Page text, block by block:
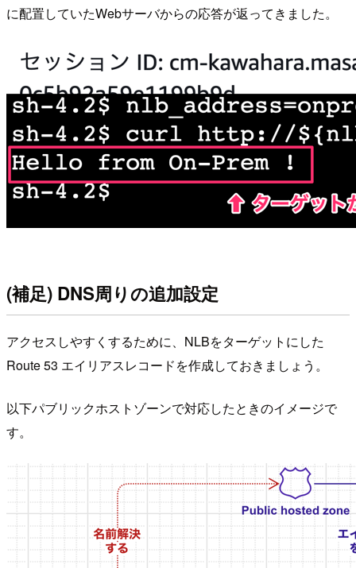
に配置していたWebサーバからの応答が返ってきました。
(補足) DNS周りの追加設定
アクセスしやすくするために、NLBをターゲットにした
Route 53 エイリアスレコードを作成しておきましょう。
以下パブリックホストゾーンで対応したときのイメージで
す。